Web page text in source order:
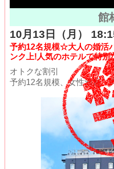
館
10月13日（月）
予約12名規模☆大人の婚活
ンク上!人気のホテルで特別
オトクな割引
予約12名規模、女性満員、